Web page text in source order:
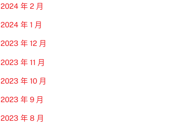
2024 年 2 月
2024 年 1 月
2023 年 12 月
2023 年 11 月
2023 年 10 月
2023 年 9 月
2023 年 8 月